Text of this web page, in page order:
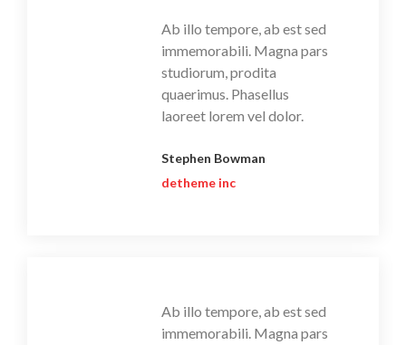
Ab illo tempore, ab est sed
immemorabili. Magna pars
studiorum, prodita
quaerimus. Phasellus
laoreet lorem vel dolor.
Stephen Bowman
detheme inc
Ab illo tempore, ab est sed
immemorabili. Magna pars